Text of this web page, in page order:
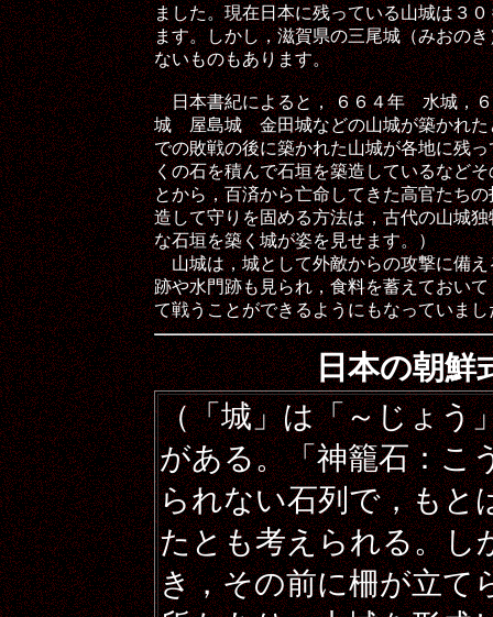
ました。現在日本に残っている山城は３
ます。しかし，滋賀県の三尾城（みおの
ないものもあります。
日本書紀によると， ６６４年 水城，
城 屋島城 金田城などの山城が築かれた
での敗戦の後に築かれた山城が各地に残
くの石を積んで石垣を築造しているなど
とから，百済から亡命してきた高官たち
造して守りを固める方法は，古代の山城
な石垣を築く城が姿を見せます。）
山城は，城として外敵からの攻撃に備え
跡や水門跡も見られ，食料を蓄えておい
て戦うことができるようにもなっていまし
日本の朝鮮
（「城」は「～じょう
がある。「神籠石：こ
られない石列で，もと
たとも考えられる。し
き，その前に柵が立て